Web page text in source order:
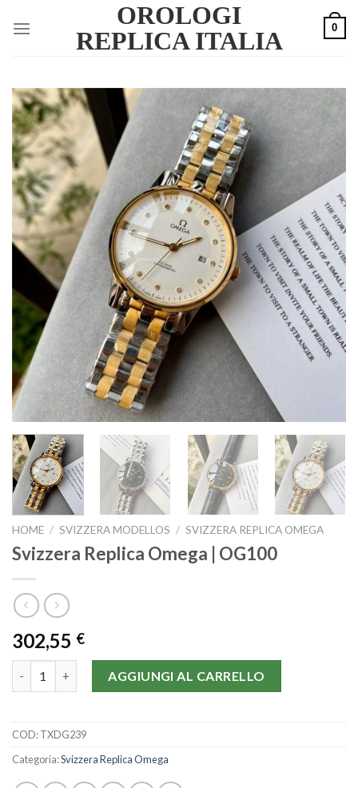
OROLOGI
REPLICA ITALIA
0
HOME / SVIZZERA MODELLOS / SVIZZERA REPLICA OMEGA
Svizzera Replica Omega | OG100
302,55 €
AGGIUNGI AL CARRELLO
COD:TXDG239
Categoria:Svizzera Replica Omega